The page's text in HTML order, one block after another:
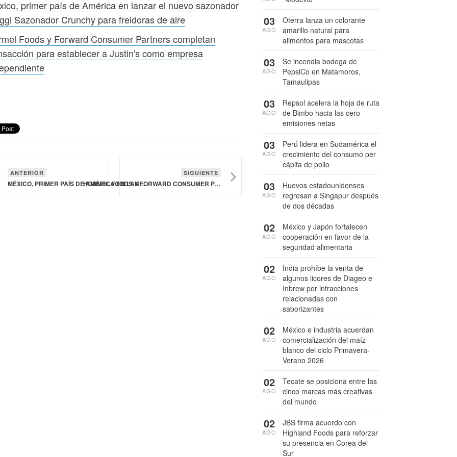
primer país de América en lanzar el nuevo sazonador
Sazonador Crunchy para freidoras de aire
Foods y Forward Consumer Partners completan
para establecer a Justin's como empresa
ANTERIOR
MÉXICO, PRIMER PAÍS DE AMÉRICA EN LANZAR EL NUEVO SAZONADOR MAGGI SAZONADOR CRUNCHY PARA FREIDORAS DE AIRE
SIGUIENTE
HORMEL FOODS Y FORWARD CONSUMER PARTNERS COMPLETAN TRANSACCIÓN PARA ESTABLECER A JUSTIN'S COMO EMPRESA INDEPENDIENTE
Oterra lanza un colorante
amarillo natural para
alimentos para mascotas
03
AGO
Se incendia bodega de
PepsiCo en Matamoros,
Tamaulipas
03
AGO
Repsol acelera la hoja de ruta
de Bimbo hacia las cero
emisiones netas
03
AGO
Perú lidera en Sudamérica el
crecimiento del consumo per
cápita de pollo
03
AGO
Huevos estadounidenses
regresan a Singapur después
de dos décadas
03
AGO
México y Japón fortalecen
cooperación en favor de la
seguridad alimentaria
02
AGO
India prohíbe la venta de
algunos licores de Diageo e
Inbrew por infracciones
relacionadas con
saborizantes
02
AGO
México e industria acuerdan
comercialización del maíz
blanco del ciclo Primavera-
Verano 2026
02
AGO
Tecate se posiciona entre las
cinco marcas más creativas
del mundo
02
AGO
JBS firma acuerdo con
Highland Foods para reforzar
su presencia en Corea del
Sur
02
AGO